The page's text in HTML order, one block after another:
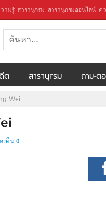
วามรู้ สารานุกรม สารานุกรมออนไลน์ ค
ต สารานุกรม ถาม-ต
Wei
เห็น 0